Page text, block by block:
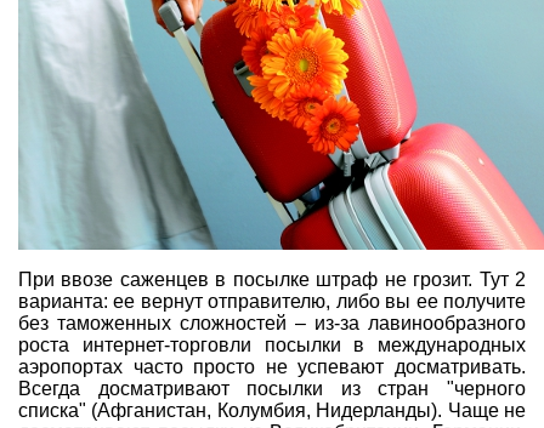
При ввозе саженцев в посылке штраф не грозит. Тут 2
варианта: ее вернут отправителю, либо вы ее получите
без таможенных сложностей – из-за лавинообразного
роста интернет-торговли посылки в международных
аэропортах часто просто не успевают досматривать.
Всегда досматривают посылки из стран "черного
списка" (Афганистан, Колумбия, Нидерланды). Чаще не